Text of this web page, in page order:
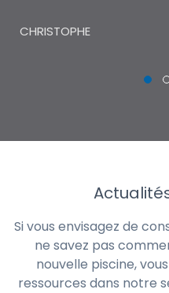
CHRISTOPHE
Si vous envisagez de
ne savez pas
nouvelle piscine,
ressources dans notre